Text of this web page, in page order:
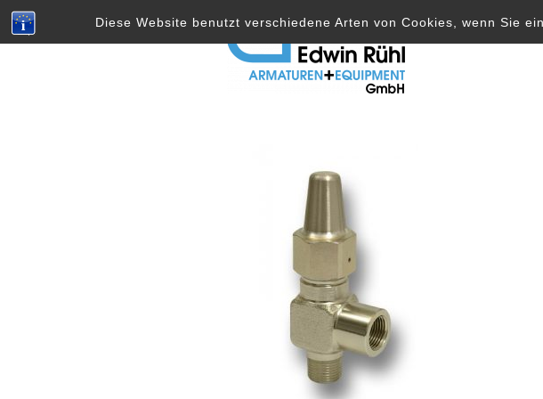
Diese Website benutzt verschiedene Arten von Cookies, wenn Sie
Skip